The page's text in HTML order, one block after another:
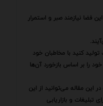
فضا نیازمند صبر و استمرار
کنید با مخاطبان خود
را بر اساس بازخورد آن‌ها
این مقاله می‌توانید از این
تبلیغات و بازاریابی